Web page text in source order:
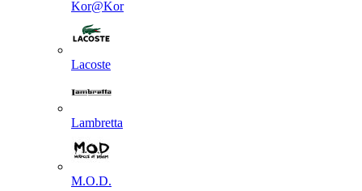
Kor@Kor
Lacoste
Lambretta
M.O.D.